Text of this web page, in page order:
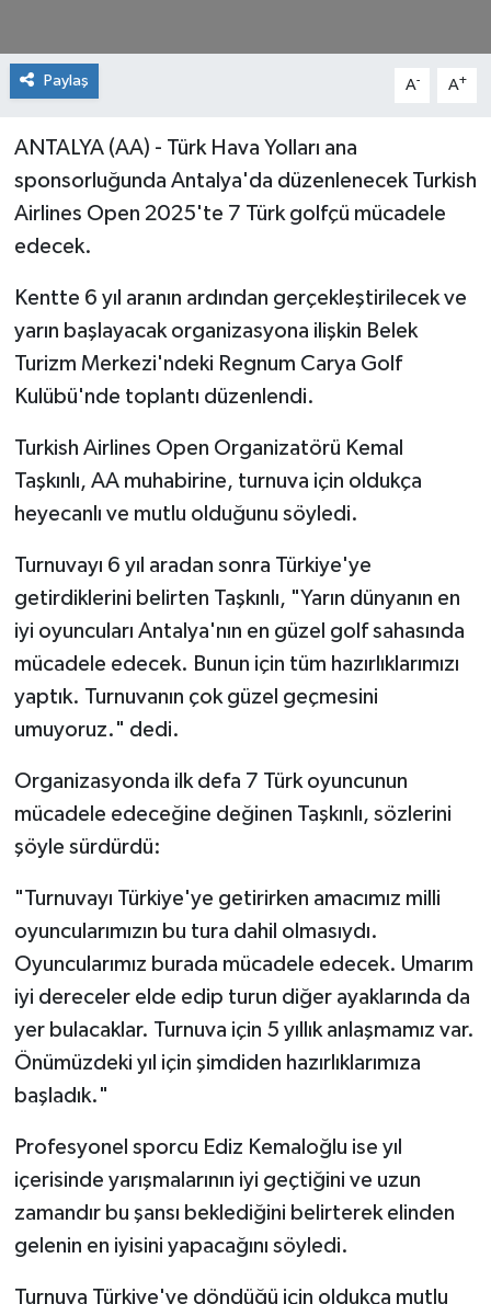
Paylaş A- A+
ANTALYA (AA) - Türk Hava Yolları ana
sponsorluğunda Antalya'da düzenlenecek Turkish
Airlines Open 2025'te 7 Türk golfçü mücadele
edecek.
Kentte 6 yıl aranın ardından gerçekleştirilecek ve
yarın başlayacak organizasyona ilişkin Belek
Turizm Merkezi'ndeki Regnum Carya Golf
Kulübü'nde toplantı düzenlendi.
Turkish Airlines Open Organizatörü Kemal
Taşkınlı, AA muhabirine, turnuva için oldukça
heyecanlı ve mutlu olduğunu söyledi.
Turnuvayı 6 yıl aradan sonra Türkiye'ye
getirdiklerini belirten Taşkınlı, "Yarın dünyanın en
iyi oyuncuları Antalya'nın en güzel golf sahasında
mücadele edecek. Bunun için tüm hazırlıklarımızı
yaptık. Turnuvanın çok güzel geçmesini
umuyoruz." dedi.
Organizasyonda ilk defa 7 Türk oyuncunun
mücadele edeceğine değinen Taşkınlı, sözlerini
şöyle sürdürdü:
"Turnuvayı Türkiye'ye getirirken amacımız milli
oyuncularımızın bu tura dahil olmasıydı.
Oyuncularımız burada mücadele edecek. Umarım
iyi dereceler elde edip turun diğer ayaklarında da
yer bulacaklar. Turnuva için 5 yıllık anlaşmamız var.
Önümüzdeki yıl için şimdiden hazırlıklarımıza
başladık."
Profesyonel sporcu Ediz Kemaloğlu ise yıl
içerisinde yarışmalarının iyi geçtiğini ve uzun
zamandır bu şansı beklediğini belirterek elinden
gelenin en iyisini yapacağını söyledi.
Turnuva Türkiye'ye döndüğü için oldukça mutlu